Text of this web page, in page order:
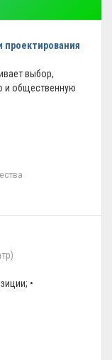
выбор,
и общественную
•